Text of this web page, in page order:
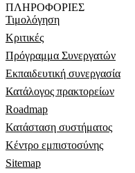
ΠΛΗΡΟΦΟΡΊΕΣ
Τιμολόγηση
Κριτικές
Πρόγραμμα Συνεργατών
Εκπαιδευτική συνεργασία
Κατάλογος πρακτορείων
Roadmap
Κατάσταση συστήματος
Κέντρο εμπιστοσύνης
Sitemap